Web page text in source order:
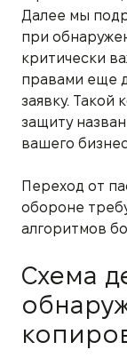
Далее мы
при
критически
правами еще
заявку. Такой
защиту
вашего
Переход от
обороне
алгоритмов
Схема